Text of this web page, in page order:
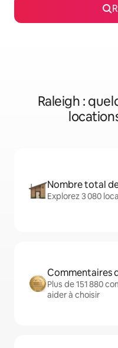
Raleigh :
Nombre total
Explorez 3 080
Commentaires
Plus de 151 880
aider à choisir